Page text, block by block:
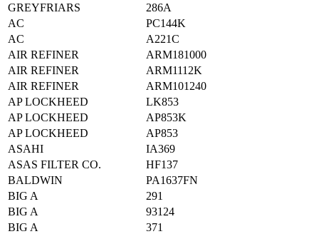
GREYFRIARS
286A
AC
PC144K
AC
A221C
AIR REFINER
ARM181000
AIR REFINER
ARM1112K
AIR REFINER
ARM101240
AP LOCKHEED
LK853
AP LOCKHEED
AP853K
AP LOCKHEED
AP853
ASAHI
IA369
ASAS FILTER CO.
HF137
BALDWIN
PA1637FN
BIG A
291
BIG A
93124
BIG A
371